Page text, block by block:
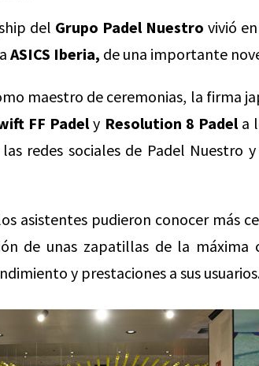
del Grupo Padel Nuestro vivió
ASICS Iberia, de una importante
maestro de ceremonias, la firma
FF Padely Resolution 8 Padela
redes sociales de Padel Nuestro
asistentes pudieron conocer más
de unas zapatillas de la máxima
y prestaciones a sus